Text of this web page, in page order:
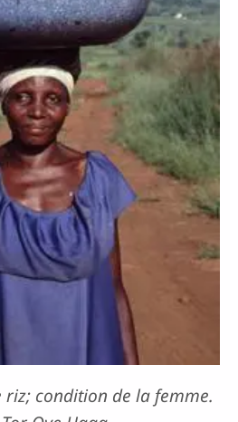
riz; condition de la femme.